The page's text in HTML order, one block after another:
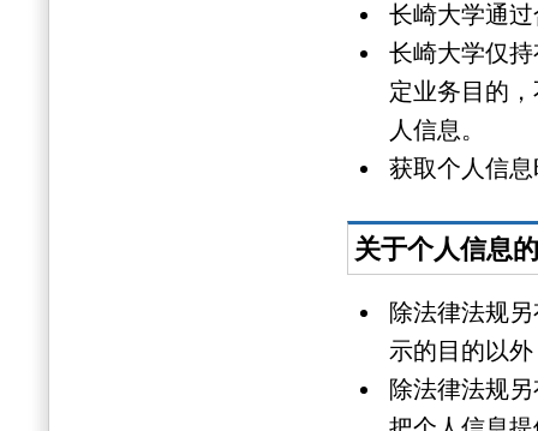
长崎大学通
长崎大学仅
定业务目的
人信息。
获取个人信
关于个人信息
除法律法规
示的目的以
除法律法规